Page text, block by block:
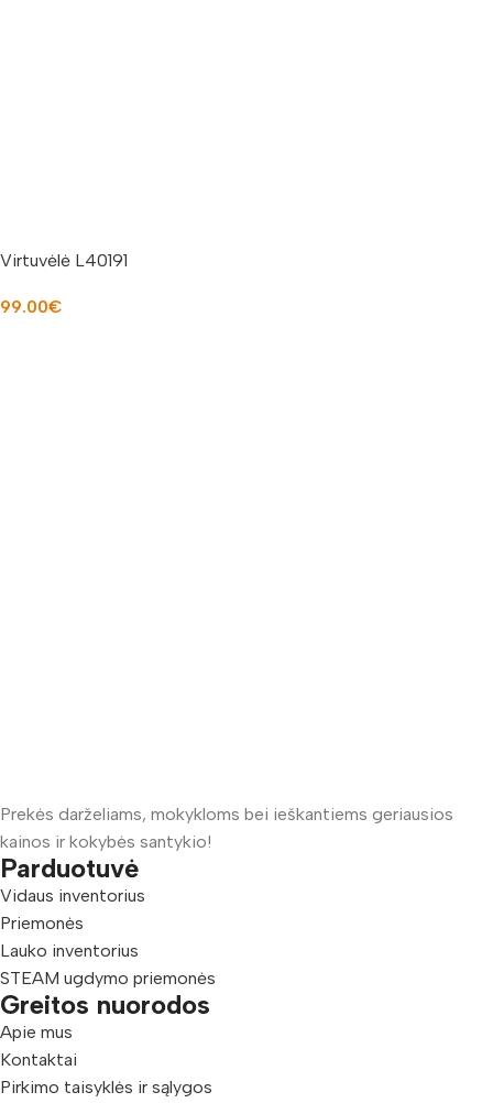
Virtuvėlė L40191
99.00€
Prekės darželiams, mokykloms bei ieškantiems geriausios
kainos ir kokybės santykio!
Parduotuvė
Vidaus inventorius
Priemonės
Lauko inventorius
STEAM ugdymo priemonės
Greitos nuorodos
Apie mus
Kontaktai
Pirkimo taisyklės ir sąlygos